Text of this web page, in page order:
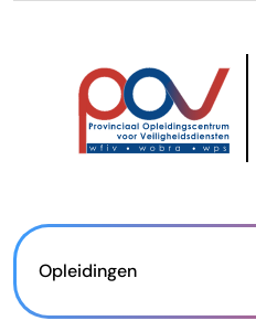
Opleidingen